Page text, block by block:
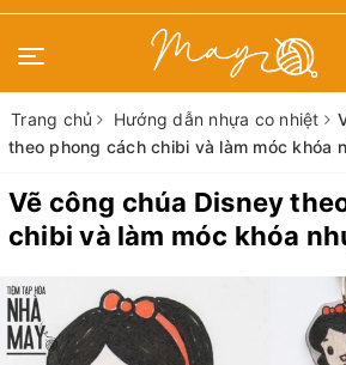
Trang chủ Hướng dẫn nhựa co nhiệt
theo phong cách chibi và làm móc khóa
Vẽ công chúa Disney
chibi và làm móc khóa